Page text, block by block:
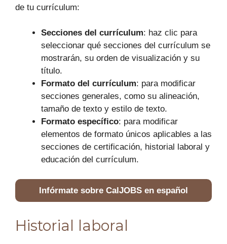
de tu currículum:
Secciones del currículum: haz clic para
seleccionar qué secciones del currículum se
mostrarán, su orden de visualización y su
título.
Formato del currículum: para modificar
secciones generales, como su alineación,
tamaño de texto y estilo de texto.
Formato específico: para modificar
elementos de formato únicos aplicables a las
secciones de certificación, historial laboral y
educación del currículum.
Infórmate sobre CalJOBS en español
Historial laboral